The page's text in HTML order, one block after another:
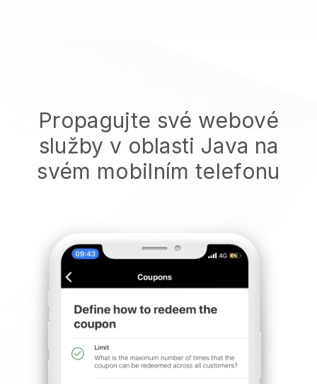
Propagujte své webové
služby v oblasti Java na
svém mobilním telefonu